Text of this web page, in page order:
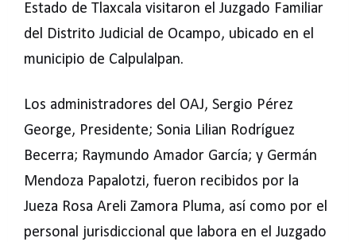
Estado de Tlaxcala visitaron el Juzgado Familiar
del Distrito Judicial de Ocampo, ubicado en el
municipio de Calpulalpan.
Los administradores del OAJ, Sergio Pérez
George, Presidente; Sonia Lilian Rodríguez
Becerra; Raymundo Amador García; y Germán
Mendoza Papalotzi, fueron recibidos por la
Jueza Rosa Areli Zamora Pluma, así como por el
personal jurisdiccional que labora en el Juzgado